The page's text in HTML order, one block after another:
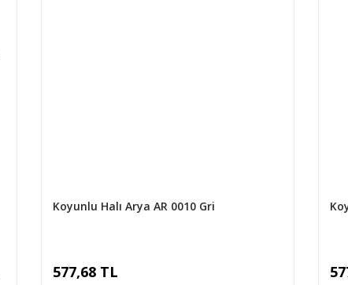
Koyunlu Halı Arya AR 0010 Gri
577,68 TL